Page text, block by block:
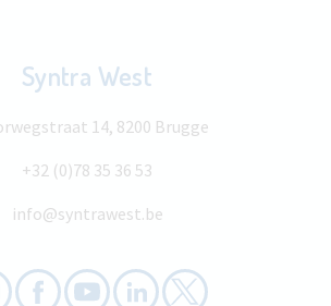
Syntra West
14, 8200 Brugge
+32 (0)78 35 36 53
info@syntrawest.be